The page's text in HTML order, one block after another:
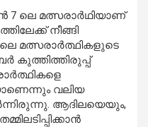
ലെ മത്സരാർഥിയാണ്
നീങ്ങി
മത്സരാർത്ഥികളുടെ
കുത്തിത്തിരുപ്പ്
വലിയ
ആദിലയെയും,